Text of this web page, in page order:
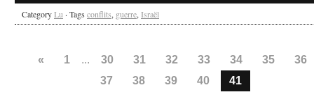
CategoryLu · Tags conflits, guerre, Israël
« 1 ... 30 31 32 33 34 35
36
37
38 39 40 41